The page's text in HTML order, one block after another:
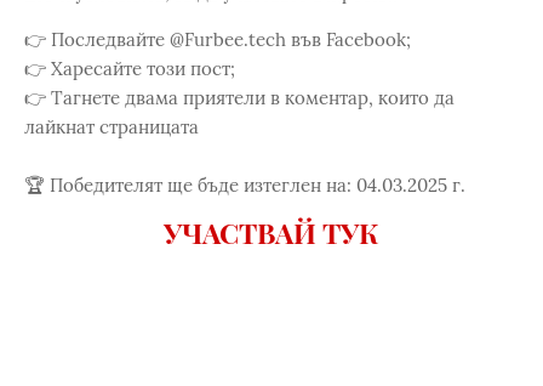
👉 Последвайте @Furbee.tech във Facebook;
👉 Харесайте този пост;
👉 Тагнете двама приятели в коментар, които да
лайкнат страницата
🏆 Победителят ще бъде изтеглен на: 04.03.2025 г.
УЧАСТВАЙ ТУК